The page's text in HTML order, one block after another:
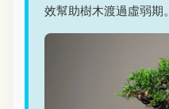
效幫助樹木渡過虛弱期。